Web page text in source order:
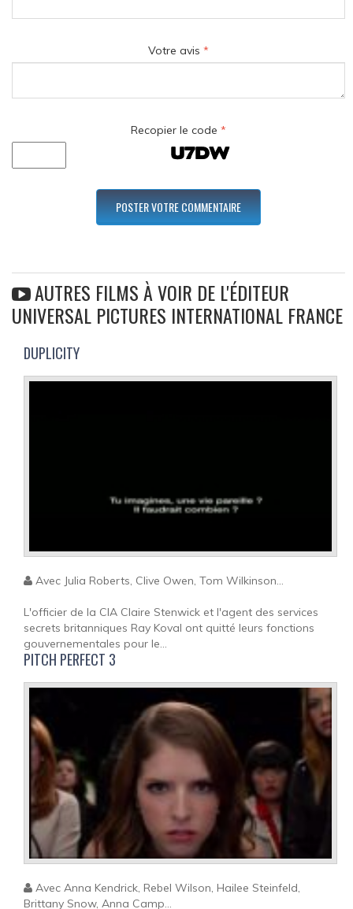
Votre avis *
Recopier le code *
AUTRES FILMS À VOIR DE L'ÉDITEUR
UNIVERSAL PICTURES INTERNATIONAL FRANCE
DUPLICITY
Avec Julia Roberts, Clive Owen, Tom Wilkinson...
L'officier de la CIA Claire Stenwick et l'agent des services
secrets britanniques Ray Koval ont quitté leurs fonctions
gouvernementales pour le...
PITCH PERFECT 3
Avec Anna Kendrick, Rebel Wilson, Hailee Steinfeld,
Brittany Snow, Anna Camp...